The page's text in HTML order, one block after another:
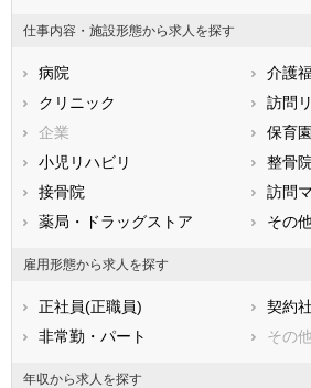
石川県
福井県
静岡県
滋賀県
兵庫県
鳥取県
広島県
香川県
愛媛県
鹿児島県
仕事内容・施設形態から求人を探す
病院
介護
クリニック
訪問
企業
保育園
小児リハビリ
整骨院
接骨院
訪問
薬局・ドラッグストア
その
雇用形態から求人を探す
正社員(正職員)
契約
非常勤・パート
その
年収から求人を探す